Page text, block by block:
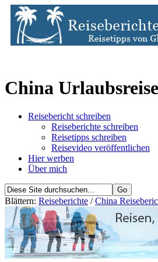
China
Reisebericht schreiben
Reiseberichte schreiben
Reisetipps schreiben
Reisevideo veröffentlichen
Hier werben
Über mich
Blättern: Reiseberichte /China